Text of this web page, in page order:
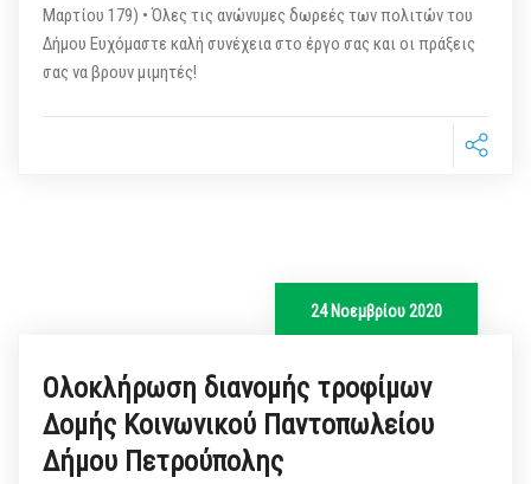
Μαρτίου 179) • Όλες τις ανώνυμες δωρεές των πολιτών του
Δήμου Ευχόμαστε καλή συνέχεια στο έργο σας και οι πράξεις
σας να βρουν μιμητές!
24 Νοεμβρίου 2020
Ολοκλήρωση διανομής τροφίμων
Δομής Κοινωνικού Παντοπωλείου
Δήμου Πετρούπολης